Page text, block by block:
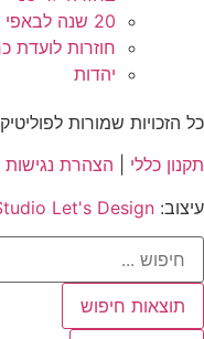
20 שנה לבאפי
חוזרות לועדת
יהדות
כל הזכויות שמורות
תקנון כללי
הצהרת נגישות
עיצוב: Let's Design
Search
תוצאות חיפוש